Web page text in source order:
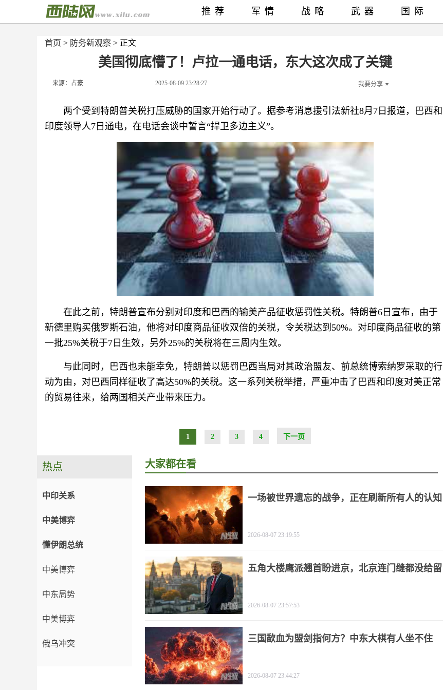
首页 > 防务新观察 > 正文
美国彻底懵了！卢拉一通电话，东大这次成了关键
来源：占豪 2025-08-09 23:28:27 我要分享
两个受到特朗普关税打压威胁的国家开始行动了。据参考消息援引法新社8月7日报道，巴西和
印度领导人7日通电，在电话会谈中誓言“捍卫多边主义”。
在此之前，特朗普宣布分别对印度和巴西的输美产品征收惩罚性关税。特朗普6日宣布，由于
新德里购买俄罗斯石油，他将对印度商品征收双倍的关税，令关税达到50%。对印度商品征收的第
一批25%关税于7日生效，另外25%的关税将在三周内生效。
与此同时，巴西也未能幸免，特朗普以惩罚巴西当局对其政治盟友、前总统博索纳罗采取的行
动为由，对巴西同样征收了高达50%的关税。这一系列关税举措，严重冲击了巴西和印度对美正常
的贸易往来，给两国相关产业带来压力。
1 2 3 4 下一页
推荐 军情 战略 武器 国际
热点
中印关系
中美博弈
懂伊朗总统
中美博弈
中东局势
中美博弈
俄乌冲突
大家都在看
一场被世界遗忘的战争，正在刷新所有人的认知
2026-08-07 23:19:55
五角大楼鹰派翘首盼进京，北京连门缝都没给留
2026-08-07 23:57:53
三国歃血为盟剑指何方？中东大棋有人坐不住
2026-08-07 23:44:27